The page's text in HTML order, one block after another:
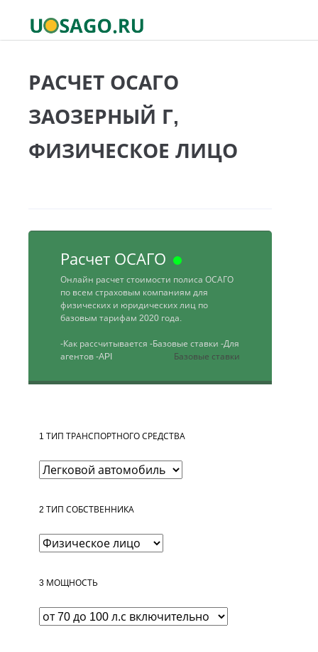
РАСЧЕТ ОСАГО
ЗАОЗЕРНЫЙ Г,
ФИЗИЧЕСКОЕ ЛИЦО
Расчет ОСАГО
Онлайн расчет стоимости полиса ОСАГО
по всем страховым компаниям для
физических и юридических лиц по
базовым тарифам 2020 года.
-Как рассчитывается -Базовые ставки -Для
агентов-API Базовые ставки
1 ТИП ТРАНСПОРТНОГО СРЕДСТВА
2 ТИП СОБСТВЕННИКА
3 МОЩНОСТЬ